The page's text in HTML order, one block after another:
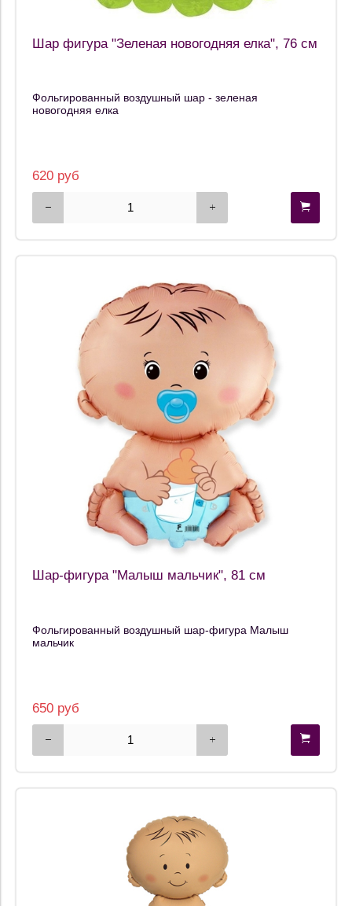
Шар фигура "Зеленая новогодняя елка", 76 см
Фольгированный воздушный шар - зеленая
новогодняя елка
620 руб
Шар-фигура "Малыш мальчик", 81 см
Фольгированный воздушный шар-фигура Малыш
мальчик
650 руб